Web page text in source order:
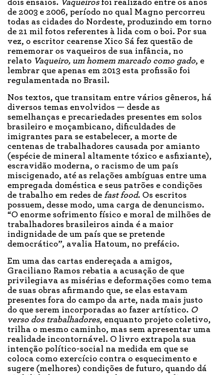
dois ensaios. Vaqueirosfoi realizado entre os anos
de 2003 e 2006, período no qual Magno percorreu
todas as cidades do Nordeste, produzindo em torno
de 21 mil fotos referentes à lida com o boi. Por sua
vez, o escritor cearense Xico Sá fez questão de
rememorar os vaqueiros de sua infância, no
relato Vaqueiro, um homem marcado como gado, e
lembrar que apenas em 2013 esta profissão foi
regulamentada no Brasil.
Nos textos, que transitam entre vários gêneros, há
diversos temas envolvidos — desde as
semelhanças e precariedades presentes em solos
brasileiro e moçambicano, dificuldades de
imigrantes para se estabelecer, a morte de
centenas de trabalhadores causada por amianto
(espécie de mineral altamente tóxico e asfixiante),
escravidão moderna, o racismo de um país
miscigenado, até as relações ambíguas entre uma
empregada doméstica e seus patrões e condições
de trabalho em redes de fast food. Os escritos
possuem, desse modo, uma carga de denuncismo.
“O enorme sofrimento físico e moral de milhões de
trabalhadores brasileiros ainda é a maior
indignidade de um país que se pretende
democrático”, avalia Hatoum, no prefácio.
Em uma das cartas endereçada a amigos,
Graciliano Ramos rebatia a acusação de que
privilegiava as misérias e deformações como tema
de suas obras afirmando que, se elas estavam
presentes fora do campo da arte, nada mais justo
do que serem incorporadas ao fazer artístico. O
verso dos trabalhadores, enquanto projeto coletivo,
trilha o mesmo caminho, mas sem apresentar uma
realidade incontornável. O livro extrapola sua
intenção político-social na medida em que se
coloca como exercício contra o esquecimento e
sugere (melhores) condições de futuro, quando dá